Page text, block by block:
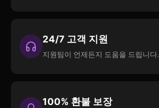
24/7 고객 지원
지원팀이 언제든지 도움을 드립니다.
100% 환불 보장